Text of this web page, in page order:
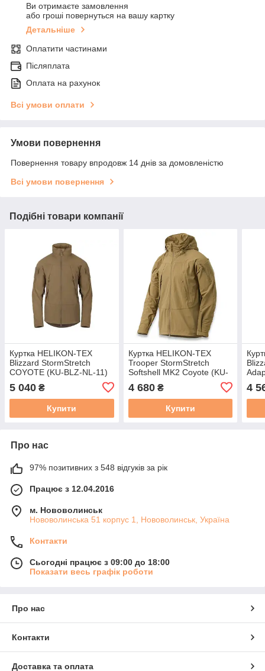
Ви отримаєте замовлення
або гроші повернуться на вашу картку
Детальніше
Оплатити частинами
Післяплата
Оплата на рахунок
Всі умови оплати
Умови повернення
Повернення товару впродовж 14 днів за домовленістю
Всі умови повернення
Подібні товари компанії
Куртка HELIKON-TEX
Blizzard StormStretch
COYOTE (KU-BLZ-NL-11)
5 040 ₴
Купити
Куртка HELIKON-TEX
Trooper StormStretch
Softshell MK2 Coyote (KU-
4 680₴
Купити
4
Про нас
97% позитивних з 548 відгуків за рік
Працює з 12.04.2016
м. Нововолинськ
Нововолинська 51 корпус 1, Нововолинськ, Україна
Контакти
Сьогодні працює з 09:00 до 18:00
Показати весь графік роботи
Про нас
Контакти
Доставка та оплата